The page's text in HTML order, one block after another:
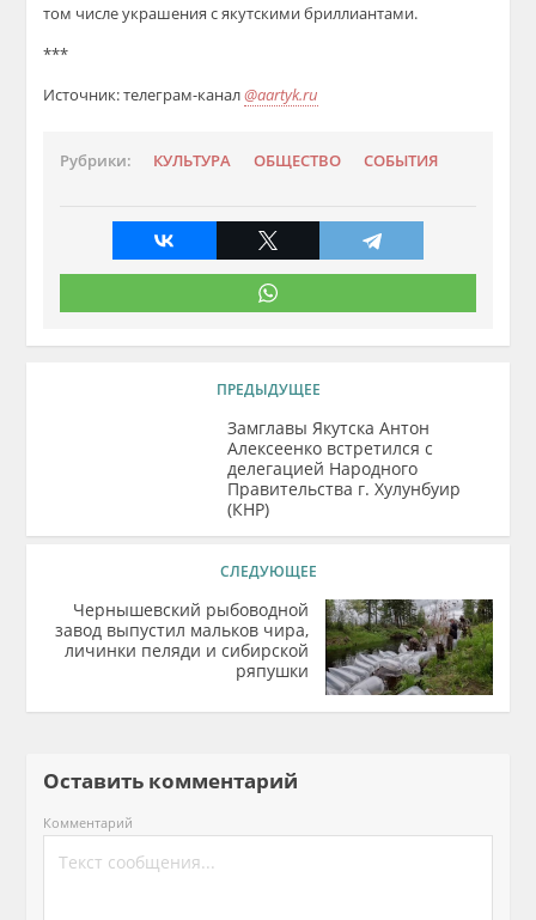
том числе украшения с якутскими бриллиантами.
***
Источник: телеграм-канал@aartyk.ru
Рубрики: КУЛЬТУРА ОБЩЕСТВО СОБЫТИЯ
ПРЕДЫДУЩЕЕ
Замглавы Якутска Антон
Алексеенко встретился с
делегацией Народного
Правительства г. Хулунбуир
(КНР)
СЛЕДУЮЩЕЕ
Чернышевский рыбоводной
завод выпустил мальков чира,
личинки пеляди и сибирской
ряпушки
Оставить комментарий
Комментарий